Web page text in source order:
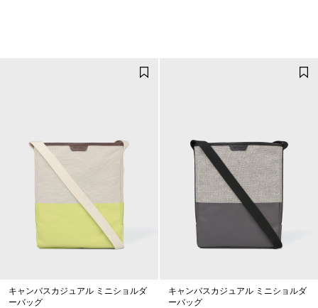
キャンバスカジュアル ミニショルダ
ーバッグ
キャンバスカジュアル ミニショルダ
ーバッグ